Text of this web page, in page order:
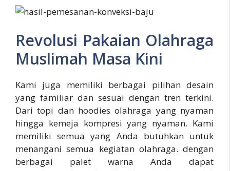
Revolusi Pakaian Olahraga
Muslimah Masa Kini
Kami juga memiliki berbagai pilihan desain
yang familiar dan sesuai dengan tren terkini.
Dari topi dan hoodies olahraga yang nyaman
hingga kemeja kompresi yang nyaman. Kami
memiliki semua yang Anda butuhkan untuk
menangani semua kegiatan olahraga. dengan
berbagai palet warna Anda dapat